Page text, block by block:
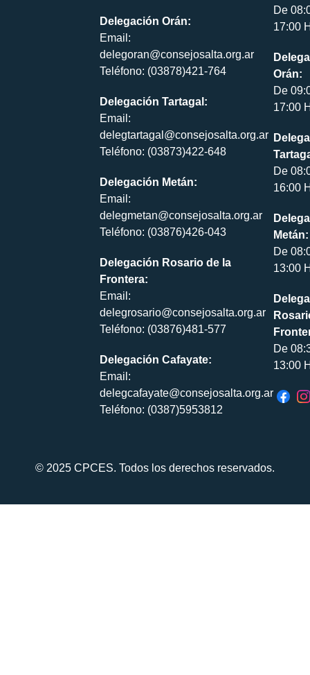
Delegación Orán:
Email:
delegoran@consejosalta.org.ar
Teléfono: (03878)421-764
Delegación Tartagal:
Email:
delegtartagal@consejosalta.org.ar
Teléfono: (03873)422-648
Delegación Metán:
Email:
delegmetan@consejosalta.org.ar
Teléfono: (03876)426-043
Delegación Rosario de la
Frontera:
Email:
delegrosario@consejosalta.org.ar
Teléfono: (03876)481-577
Delegación Cafayate:
Email:
delegcafayate@consejosalta.org.ar
Teléfono: (0387)5953812
De
17:00
Orán:
De
17:00
De
16:00
Metán:
De
13:00
De
13:00
© 2025 CPCES. Todos los derechos reservados.